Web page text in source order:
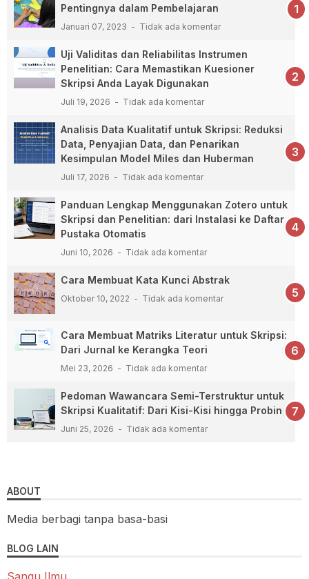
Pentingnya dalam Pembelajaran
Januari 07, 2023 Tidak ada komentar
Uji Validitas dan Reliabilitas Instrumen
Penelitian: Cara Memastikan Kuesioner
Skripsi Anda Layak Digunakan
Juli 19, 2026 Tidak ada komentar
Analisis Data Kualitatif untuk Skripsi: Reduksi
Data, Penyajian Data, dan Penarikan
Kesimpulan Model Miles dan Huberman
Juli 17, 2026 Tidak ada komentar
Panduan Lengkap Menggunakan Zotero untuk
Skripsi dan Penelitian: dari Instalasi ke Daftar
Pustaka Otomatis
Juni 10, 2026 Tidak ada komentar
Cara Membuat Kata Kunci Abstrak
Oktober 10, 2022 Tidak ada komentar
Cara Membuat Matriks Literatur untuk Skripsi:
Dari Jurnal ke Kerangka Teori
Mei 23, 2026 Tidak ada komentar
Pedoman Wawancara Semi-Terstruktur untuk
Skripsi Kualitatif: Dari Kisi-Kisi hingga Probing
Juni 25, 2026 Tidak ada komentar
ABOUT
Media berbagi tanpa basa-basi
BLOG LAIN
Sangu Ilmu